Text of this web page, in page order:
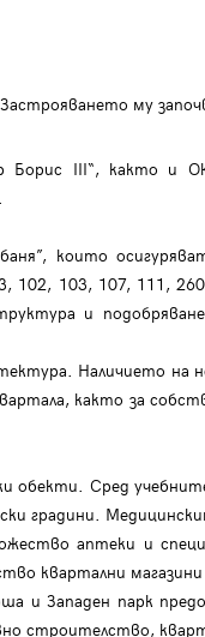
му
Борис III“, както и
които
102, 103, 107, 111,
и
Наличието на
както за
обекти. Сред
градини.
аптеки и
квартални магазини
и Западен парк
строителство,